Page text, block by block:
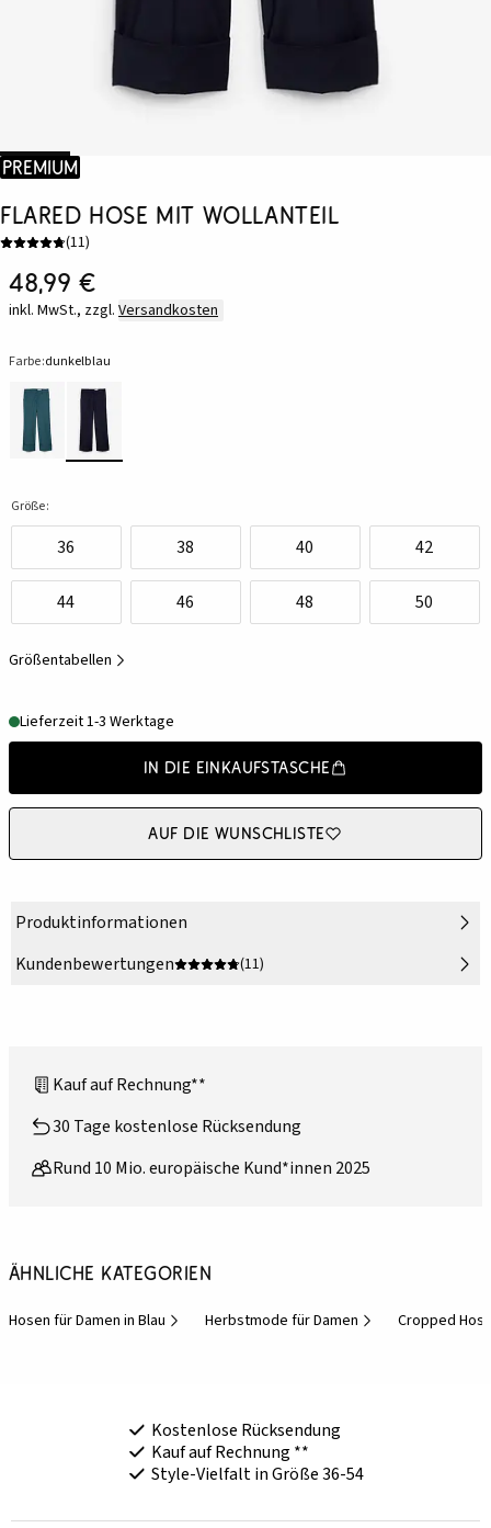
Premium
Flared Hose mit Wollanteil
(11)
48,99 €
inkl. MwSt., zzgl. Versandkosten
Farbe:dunkelblau
Größe:
36 38 40 42
44 46 48 50
Größentabellen
Lieferzeit 1-3 Werktage
In die Einkaufstasche
Auf die Wunschliste
Produktinformationen
Kundenbewertungen
(11)
Kauf auf Rechnung**
30 Tage kostenlose Rücksendung
Rund 10 Mio. europäische Kund*innen 2025
Ähnliche Kategorien
Hosen für Damen in Blau Herbstmode für Damen Cropped
Kostenlose Rücksendung
Kauf auf Rechnung **
Style-Vielfalt in Größe 36-54